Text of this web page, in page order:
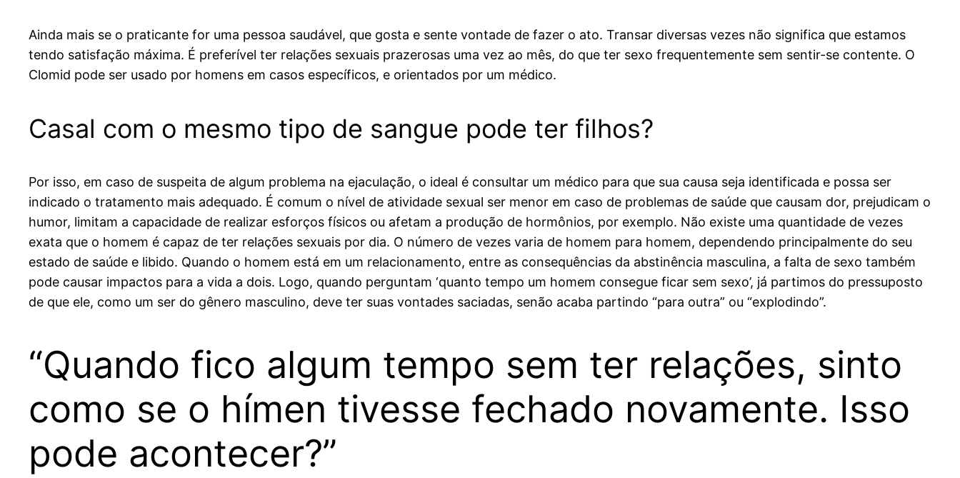
Ainda mais se o praticante for uma pessoa saudável, que gosta e sente vontade de fazer o ato. Transar diversas vezes não significa que estamos
tendo satisfação máxima. É preferível ter relações sexuais prazerosas uma vez ao mês, do que ter sexo frequentemente sem sentir-se contente. O
Clomid pode ser usado por homens em casos específicos, e orientados por um médico.
Casal com o mesmo tipo de sangue pode ter filhos?
Por isso, em caso de suspeita de algum problema na ejaculação, o ideal é consultar um médico para que sua causa seja identificada e possa ser
indicado o tratamento mais adequado. É comum o nível de atividade sexual ser menor em caso de problemas de saúde que causam dor, prejudicam o
humor, limitam a capacidade de realizar esforços físicos ou afetam a produção de hormônios, por exemplo. Não existe uma quantidade de vezes
exata que o homem é capaz de ter relações sexuais por dia. O número de vezes varia de homem para homem, dependendo principalmente do seu
estado de saúde e libido. Quando o homem está em um relacionamento, entre as consequências da abstinência masculina, a falta de sexo também
pode causar impactos para a vida a dois. Logo, quando perguntam ‘quanto tempo um homem consegue ficar sem sexo’, já partimos do pressuposto
de que ele, como um ser do gênero masculino, deve ter suas vontades saciadas, senão acaba partindo “para outra” ou “explodindo”.
“Quando fico algum tempo sem ter relações, sinto
como se o hímen tivesse fechado novamente. Isso
pode acontecer?”